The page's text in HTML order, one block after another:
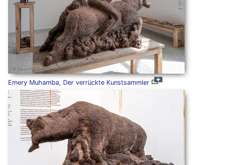
Emery Muhamba, Der verrückte Kunstsammler